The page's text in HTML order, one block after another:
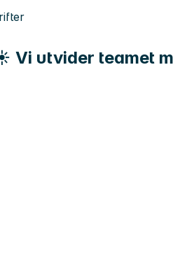
Vi utvider teamet